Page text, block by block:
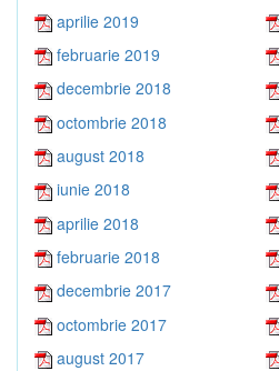
aprilie 2019
februarie 2019
decembrie 2018
octombrie 2018
august 2018
iunie 2018
aprilie 2018
februarie 2018
decembrie 2017
octombrie 2017
august 2017